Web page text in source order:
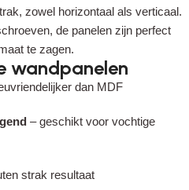
zowel horizontaal als verticaal.
de panelen zijn perfect
te zagen.
wandpanelen
dan MDF
– geschikt voor vochtige
strak resultaat